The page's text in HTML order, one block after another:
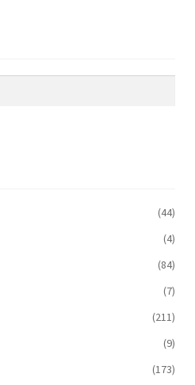
(44)
(4)
(84)
(7)
(211)
(9)
(173)